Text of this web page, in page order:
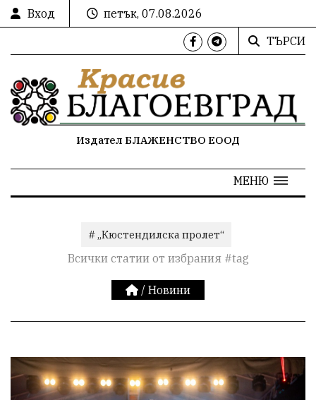
Вход
петък, 07.08.2026
ТЪРСИ
Издател БЛАЖЕНСТВО ЕООД
МЕНЮ
# „Кюстендилска пролет“
Всички статии от избрания #tag
/ Новини